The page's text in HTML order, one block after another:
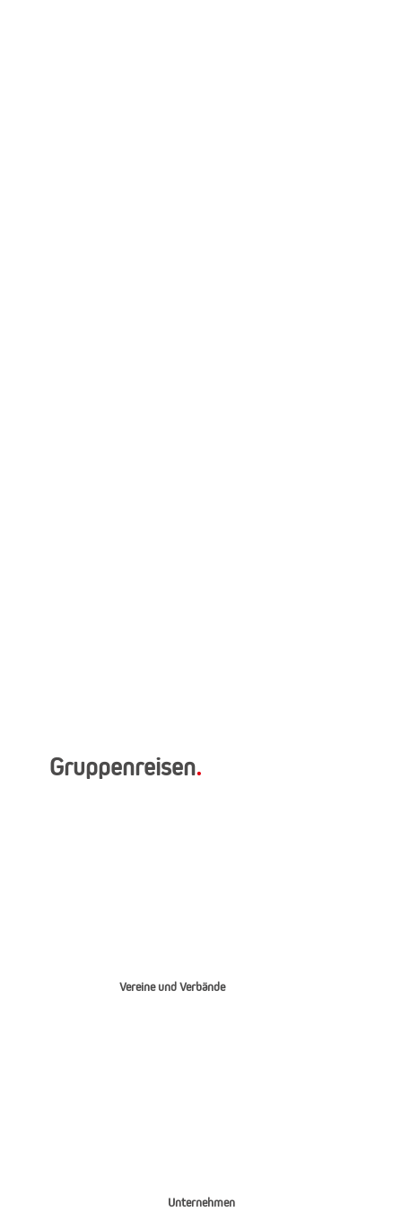
Gruppenreisen.
Vereine und Verbände
Unternehmen